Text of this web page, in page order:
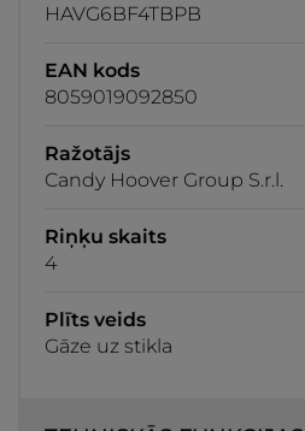
HAVG6BF4TBPB
EAN kods
8059019092850
Ražotājs
Candy Hoover Group S.r.l.
Riņķu skaits
4
Plīts veids
Gāze uz stikla